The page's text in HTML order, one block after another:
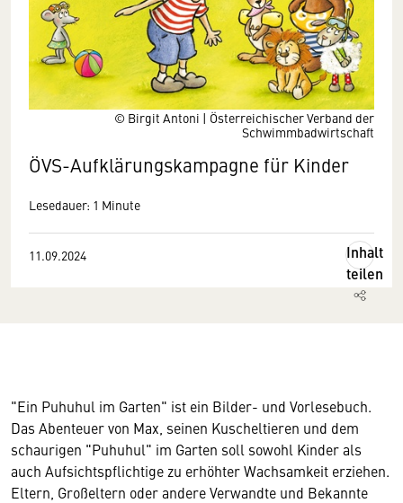
© Birgit Antoni | Österreichischer Verband der
Schwimmbadwirtschaft
ÖVS-Aufklärungskampagne für Kinder
Lesedauer: 1 Minute
11.09.2024
Inhalt
teilen
"Ein Puhuhul im Garten" ist ein Bilder- und Vorlesebuch.
Das Abenteuer von Max, seinen Kuscheltieren und dem
schaurigen "Puhuhul" im Garten soll sowohl Kinder als
auch Aufsichtspflichtige zu erhöhter Wachsamkeit erziehen.
Eltern, Großeltern oder andere Verwandte und Bekannte